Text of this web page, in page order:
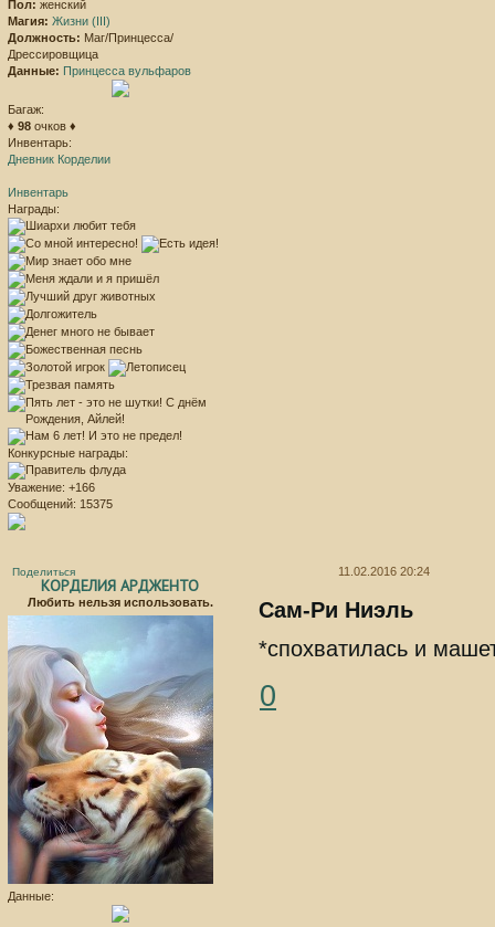
Пол: женский
Магия: Жизни (III)
Должность: Маг/Принцесса/
Дрессировщица
Данные: Принцесса вульфаров
Багаж:
♦ 98 очков ♦
Инвентарь:
Дневник Корделии
Инвентарь
Награды:
Конкурсные награды:
Уважение: +166
Сообщений: 15375
Поделиться 11.02.2016 20:24
КОРДЕЛИЯ АРДЖЕНТО
Любить нельзя использовать.
Данные:
Сам-Ри Ниэль
*спохватилась и
0